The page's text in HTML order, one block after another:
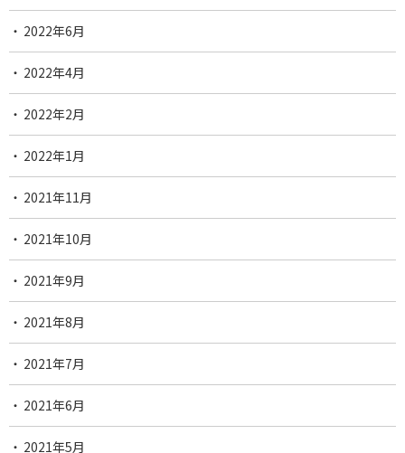
2022年6月
2022年4月
2022年2月
2022年1月
2021年11月
2021年10月
2021年9月
2021年8月
2021年7月
2021年6月
2021年5月